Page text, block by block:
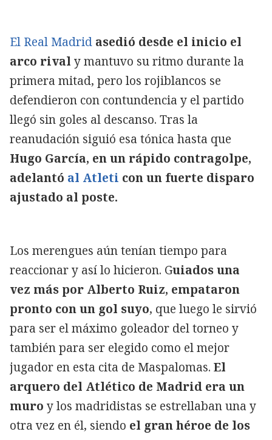
El Real Madrid asedió desde el inicio el
arco rival y mantuvo su ritmo durante la
primera mitad, pero los rojiblancos se
defendieron con contundencia y el partido
llegó sin goles al descanso. Tras la
reanudación siguió esa tónica hasta que
Hugo García, en un rápido contragolpe,
adelantó al Atleti con un fuerte disparo
ajustado al poste.
Los merengues aún tenían tiempo para
reaccionar y así lo hicieron. Guiados una
vez más por Alberto Ruiz, empataron
pronto con un gol suyo, que luego le sirvió
para ser el máximo goleador del torneo y
también para ser elegido como el mejor
jugador en esta cita de Maspalomas. El
arquero del Atlético de Madrid era un
muro y los madridistas se estrellaban una y
otra vez en él, siendo el gran héroe de los